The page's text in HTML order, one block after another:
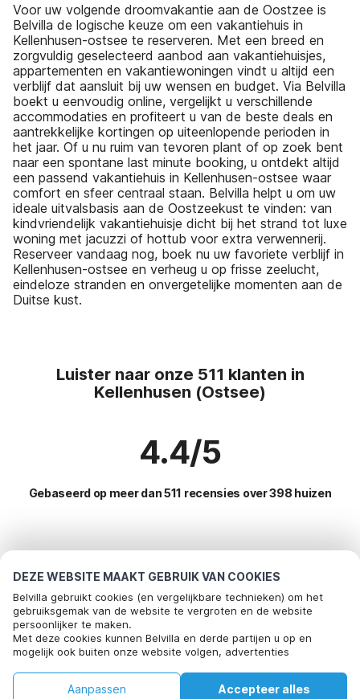
DEZE WEBSITE MAAKT GEBRUIK VAN COOKIES
Belvilla gebruikt cookies (en vergelijkbare technieken) om het
gebruiksgemak van de website te vergroten en de website
persoonlijker te maken.
Met deze cookies kunnen Belvilla en derde partijen u op en
mogelijk ook buiten onze website volgen, advertenties
social media.
Door op "accepteren" te klikken gaat u hiermee akkoord. Meer
Accepteer alles
Aanpassen
Voor uw volgende droomvakantie aan de Oostzee is
Belvilla de logische keuze om een vakantiehuis in
Kellenhusen-ostsee te reserveren. Met een breed en
zorgvuldig geselecteerd aanbod aan vakantiehuisjes,
appartementen en vakantiewoningen vindt u altijd een
verblijf dat aansluit bij uw wensen en budget. Via Belvilla
boekt u eenvoudig online, vergelijkt u verschillende
accommodaties en profiteert u van de beste deals en
aantrekkelijke kortingen op uiteenlopende perioden in
het jaar. Of u nu ruim van tevoren plant of op zoek bent
naar een spontane last minute booking, u ontdekt altijd
een passend vakantiehuis in Kellenhusen-ostsee waar
comfort en sfeer centraal staan. Belvilla helpt u om uw
ideale uitvalsbasis aan de Oostzeekust te vinden: van
kindvriendelijk vakantiehuisje dicht bij het strand tot luxe
woning met jacuzzi of hottub voor extra verwennerij.
Reserveer vandaag nog, boek nu uw favoriete verblijf in
Kellenhusen-ostsee en verheug u op frisse zeelucht,
eindeloze stranden en onvergetelijke momenten aan de
Duitse kust.
Luister naar onze 511 klanten in
Kellenhusen (Ostsee)
4.4/5
Gebaseerd op meer dan 511 recensies over 398 huizen
vakantie
Top steden met top voorzieningen voor vakantie
Kindvriendelijke vakantiehuizen grossenbrode
Kindvriendelijke vakantiehuizen grossenbrode
Populaire voorzieningen voor vakantie in Kellenhusen-
ostsee
Kindvriendelijke vakantiehuizen
Populaire steden voor vakantie in Sleeswijk-holstein
Bel om te boeken